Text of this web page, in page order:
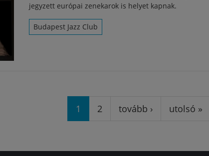
jegyzett európai zenekarok is helyet kapnak.
Budapest Jazz Club
1 2 tovább › utolsó »